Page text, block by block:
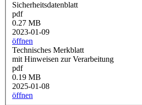
Sicherheitsdatenblatt
pdf
0.27 MB
2023-01-09
öffnen
Technisches Merkblatt
mit Hinweisen zur Verarbeitung
pdf
0.19 MB
2025-01-08
öffnen